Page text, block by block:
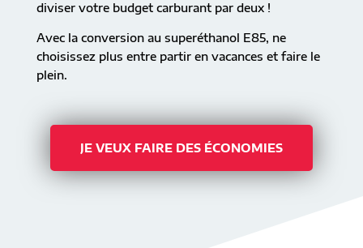
diviser votre budget carburant par deux !
Avec la conversion au superéthanol E85, ne
choisissez plus entre partir en vacances et faire le
plein.
JE VEUX FAIRE DES ÉCONOMIES